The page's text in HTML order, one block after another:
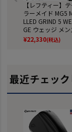
【レフティー】
ラーメイド MG5
LLED GRIND 5
GE ウェッジ メ
左用 Dynamic Gold
MID 115 スチール
ブ
¥22,330(税込)
最近チェッ